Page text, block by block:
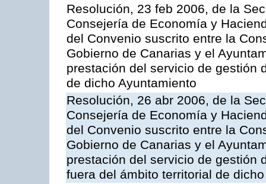
Resolución, 23 feb 2006, de la
Consejería de Economía y
del Convenio suscrito entre la
Gobierno de Canarias y el
prestación del servicio de gestión
de dicho Ayuntamiento
Resolución, 26 abr 2006, de la
Consejería de Economía y
del Convenio suscrito entre la
Gobierno de Canarias y el
prestación del servicio de gestión
fuera del ámbito territorial de